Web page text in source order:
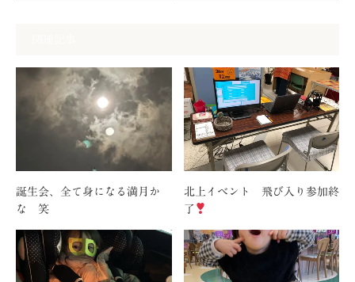
誕生会、全て身になる満月か
な 笑
北上イベント 飛び入り参加終
了